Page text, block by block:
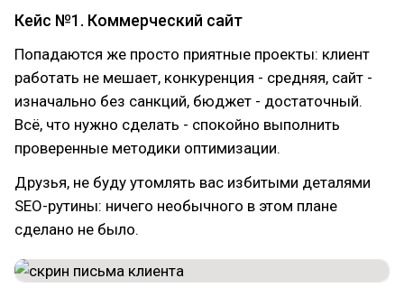
Кейс №1. Коммерческий сайт
Попадаются же просто приятные проекты: клиент
работать не мешает, конкуренция - средняя, сайт -
изначально без санкций, бюджет - достаточный.
Всё, что нужно сделать - спокойно выполнить
проверенные методики оптимизации.
Друзья, не буду утомлять вас избитыми деталями
SEO-рутины: ничего необычного в этом плане
сделано не было.